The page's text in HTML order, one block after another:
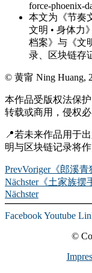
force-phoenix-
本文为《节奏
文明 • 身体力
档案》与《文
录、区块链存
© 黄甯 Ning Huang,
本作品受版权法保
转载或商用，侵权必
📍若未来作品用于
明与区块链记录将
PrevVoriger《郎溪青
Nächster《土家族摆
Nächster
FacebookYoutube
©